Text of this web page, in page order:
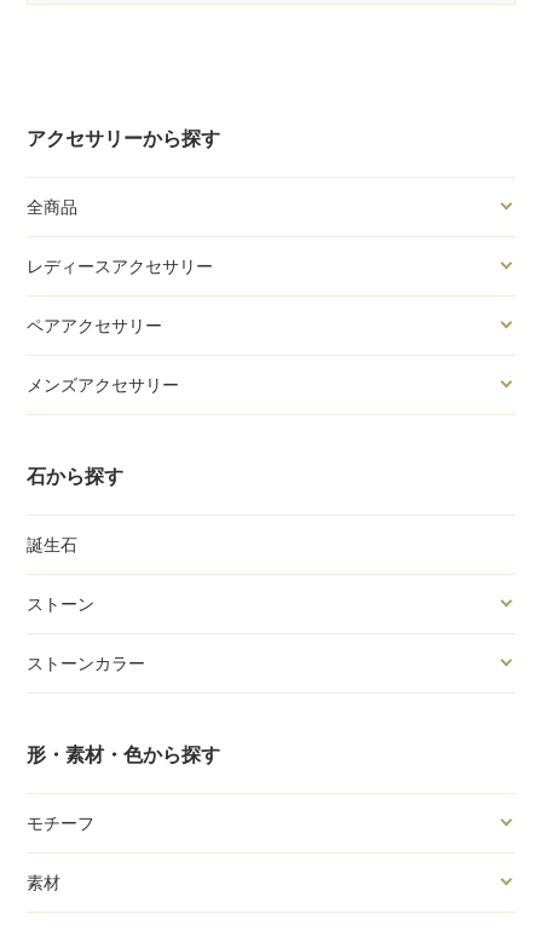
アクセサリーから探す
全商品
レディースアクセサリー
ペアアクセサリー
メンズアクセサリー
石から探す
誕生石
ストーン
ストーンカラー
形・素材・色から探す
モチーフ
素材